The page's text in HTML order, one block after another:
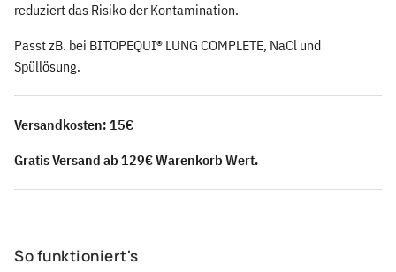
reduziert das Risiko der Kontamination.
Passt zB. bei BITOPEQUI® LUNG COMPLETE, NaCl und
Spüllösung.
Versandkosten: 15€
Gratis Versand ab 129€ Warenkorb Wert.
So funktioniert's